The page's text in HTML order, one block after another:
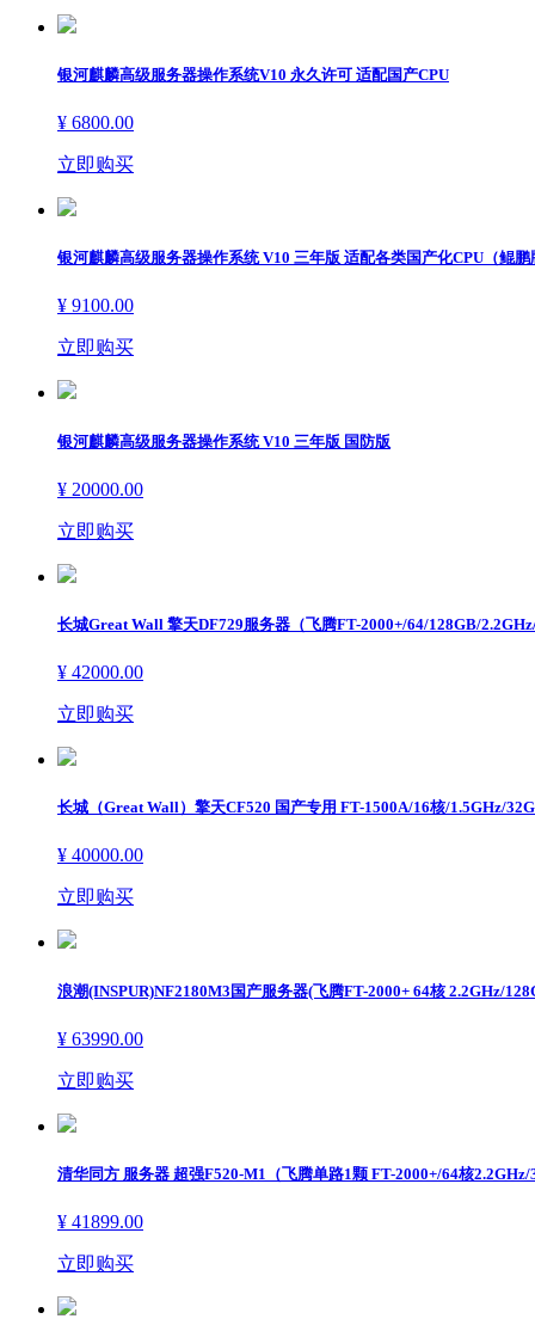
会议/教室/展示
其它办公设备及配件
台式机/工作站
笔记本/平板
显示器
存储设备及配件
ꀁ信创设备
彩色激光多功能一体机
黑白激光多功能一体机
台式/一体机
工作站
办公软件
财务行政用品
银河麒麟高级服务器操作系统V10 永久许可 适配国产CPU
¥ 6800.00
立即购买
银河麒麟高级服务器操作系统 V10 三年版 适配各类国产化CPU（鲲鹏
¥ 9100.00
立即购买
银河麒麟高级服务器操作系统 V10 三年版 国防版
¥ 20000.00
立即购买
长城Great Wall 擎天DF729服务器（飞腾FT-2000+/64/128GB/
¥ 42000.00
立即购买
长城（Great Wall）擎天CF520 国产专用 FT-1500A/16核/1.5GHz/
¥ 40000.00
立即购买
浪潮(INSPUR)NF2180M3国产服务器(飞腾FT-2000+ 64核 2.2GHz/
¥ 63990.00
立即购买
清华同方 服务器 超强F520-M1（飞腾单路1颗 FT-2000+/64核
¥ 41899.00
立即购买